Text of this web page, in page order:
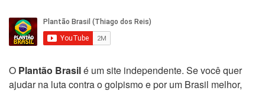
O Plantão Brasilé um site independente. Se você quer
ajudar na luta contra o golpismo e por um Brasil melhor,